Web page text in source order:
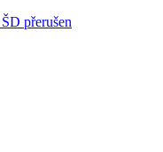
přerušen